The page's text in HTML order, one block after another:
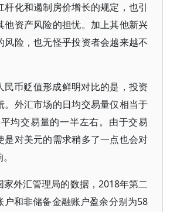
杆化和遏制房价增长的规定，也引
他资产风险的担忧。加上其他新兴
风险，也无怪乎投资者会越来越不
民币贬值形成鲜明对比的是，投资
。外汇市场的日均交易量仅相当于
均交易量的一半左右。由于交易
是对美元的需求稍多了一点也会对
家外汇管理局的数据，2018年第二
户和非储备金融账户盈余分别为58